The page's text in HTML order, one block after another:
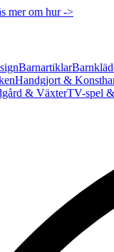
mer om hur ->
Barnartiklar
Handgjort &
& VäxterTV-spel